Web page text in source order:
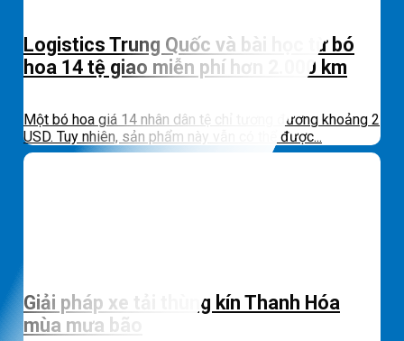
Logistics Trung Quốc và bài học từ bó
hoa 14 tệ giao miễn phí hơn 2.000 km
Một bó hoa giá 14 nhân dân tệ chỉ tương đương khoảng 2
USD. Tuy nhiên, sản phẩm này vẫn có thể được...
Giải pháp xe tải thùng kín Thanh Hóa
mùa mưa bão